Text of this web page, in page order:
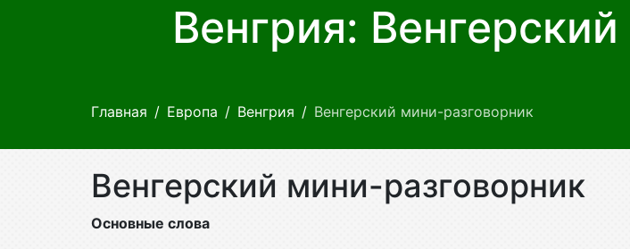
Венгрия:
Главная Европа Венгрия Венгерский мини-разговорник
Венгерский мини-разговорник
Основные слова